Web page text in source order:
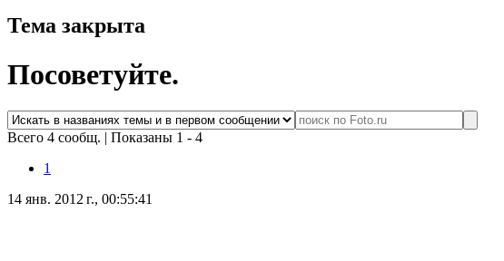
Тема закрыта
Посоветуйте.
Всего 4 сообщ. | Показаны 1 - 4
1
14 янв. 2012 г., 00:55:41